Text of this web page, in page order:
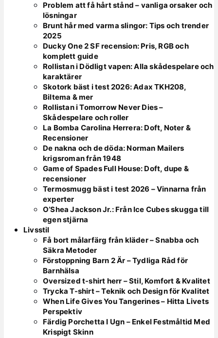
Problem att få hårt stånd – vanliga orsaker och
lösningar
Brunt hår med varma slingor: Tips och trender
2025
Ducky One 2 SF recension: Pris, RGB och
komplett guide
Rollistan i Dödligt vapen: Alla skådespelare och
karaktärer
Skotork bäst i test 2026: Adax TKH208,
Biltema & mer
Rollistan i Tomorrow Never Dies –
Skådespelare och roller
La Bomba Carolina Herrera: Doft, Noter &
Recensioner
De nakna och de döda: Norman Mailers
krigsroman från 1948
Game of Spades Full House: Doft, dupe &
recensioner
Termosmugg bäst i test 2026 – Vinnarna från
experter
O’Shea Jackson Jr.: Från Ice Cubes skugga till
egen stjärna
Livsstil
Få bort målarfärg från kläder – Snabba och
Säkra Metoder
Förstoppning Barn 2 Är – Tydliga Råd för
Barnhälsa
Oversized t-shirt herr – Stil, Komfort & Kvalitet
Trycka T-shirt – Teknik och Design för Kvalitet
When Life Gives You Tangerines – Hitta Livets
Perspektiv
Färdig Porchetta I Ugn – Enkel Festmåltid Med
Krispigt Skinn